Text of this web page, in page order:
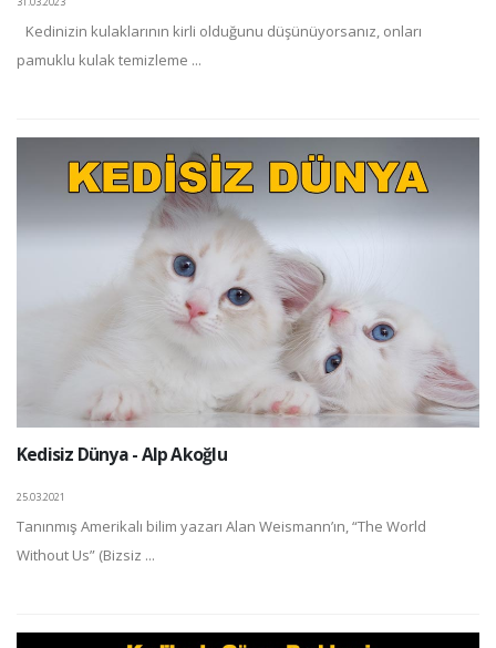
Kedinizin kulaklarının kirli olduğunu düşünüyorsanız, onları
pamuklu kulak temizleme ...
Kedisiz Dünya - Alp Akoğlu
25.03.2021
Tanınmış Amerikalı bilim yazarı Alan Weismann’ın, “The World
Without Us” (Bizsiz ...